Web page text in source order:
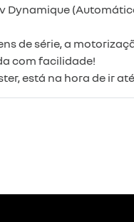
Dynamique
de série, a
com facilidade!
está na hora de ir